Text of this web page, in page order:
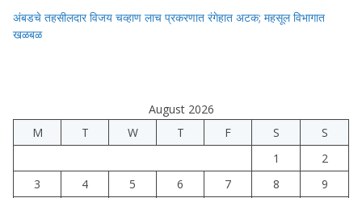
अंबडचे तहसीलदार विजय चव्हाण लाच प्रकरणात रंगेहात अटक; महसूल विभागात
खळबळ
August 2026
M
T W T F S
S
1
2
3
4 5 6 7 8
9